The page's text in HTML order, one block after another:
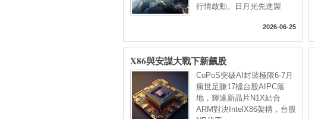
行情啟動。日月光先進製
2026-06-25
X86與安謀大戰下新飆股
CoPoS突破AI封裝極限6-7月
瘋世足賺17檔台股AIPC落
地，輝達新晶片N1X結合
ARM對決IntelX86架構，台股